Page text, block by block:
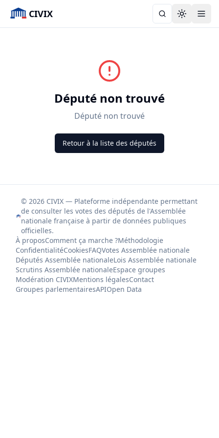
CIVIX Toggle
Député non trouvé
Député non trouvé
Retour à la liste des députés
© 2026 CIVIX — Plateforme indépendante permettant
de consulter les votes des députés de l'Assemblée
nationale française à partir de données publiques
officielles.
À proposComment ça marche ?Méthodologie
ConfidentialitéCookiesFAQVotes Assemblée nationale
Députés Assemblée nationaleLois Assemblée nationale
Scrutins Assemblée nationaleEspace groupes
Modération CIVIXMentions légalesContact
Groupes parlementairesAPIOpen Data